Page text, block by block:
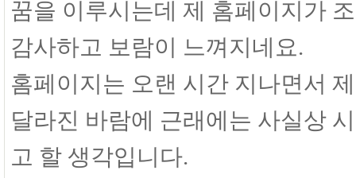
꿈을 이루시는데 제 홈페이지가
감사하고 보람이 느껴지네요.
홈페이지는 오랜 시간 지나면서
달라진 바람에 근래에는 사실상
고 할 생각입니다.